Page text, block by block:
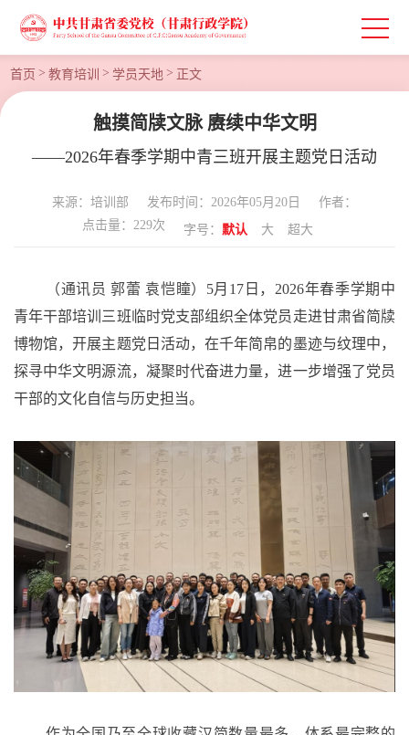
首页 > 教育培训 > 学员天地 > 正文
触摸简牍文脉 赓续中华文明
——2026年春季学期中青三班开展主题党日活动
来源：培训部 发布时间：2026年05月20日
作者：
点击量： 229次 字号： 默认 大 超大
（通讯员 郭蕾 袁恺瞳） 5月17日，2026年春季学期 中
青年干部培训三班临时党支部组织全体党员走进甘肃省简牍
博物馆，开展主题党日 活动，在千年简帛的墨迹与纹理中，
探寻中华文明源流，凝聚时代奋进力量，进一步增强了党员
干部的文化自信与历史担当。